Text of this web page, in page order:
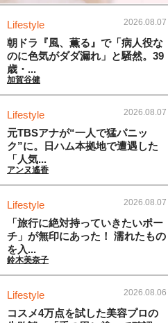
Lifestyle 2026.08.07
朝ドラ『風、薫る』で「病人役な
のに色気がダダ漏れ」と騒然。39
歳・...
加賀谷健
Lifestyle 2026.08.07
元TBSアナが“一人で猛パニッ
ク”に。日ハム本拠地で遭遇した
「人気...
アンヌ遙香
Lifestyle 2026.08.07
「旅行に絶対持っていきたいポー
チ」が無印にあった！ 濡れたもの
を入...
鈴木美奈子
Lifestyle 2026.08.06
コスメ4万点を試した美容プロの